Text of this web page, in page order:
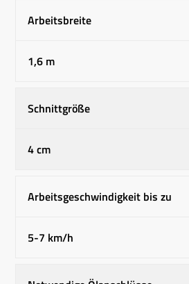
Arbeitsbreite
1,6 m
Schnittgröße
4 cm
Arbeitsgeschwindigkeit bis zu
5-7 km/h